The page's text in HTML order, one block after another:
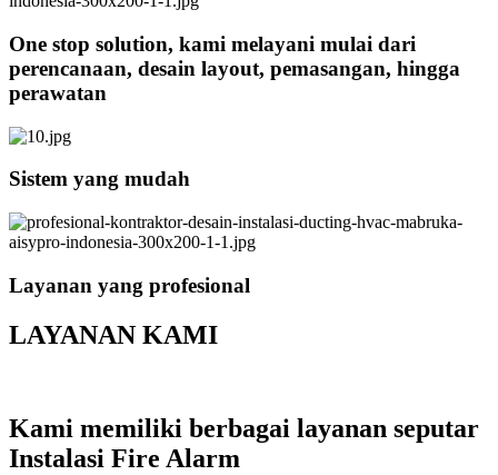
One stop solution, kami melayani mulai dari
perencanaan, desain layout, pemasangan, hingga
perawatan
Sistem yang mudah
Layanan yang profesional
LAYANAN KAMI
Kami memiliki berbagai layanan seputar
Instalasi Fire Alarm